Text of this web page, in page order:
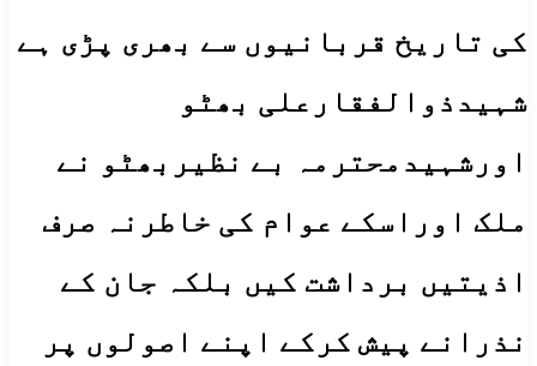
کی تاریخ قربانیوں سے بھری پڑی ہے
شہیدذوالفقارعلی بھٹو
اورشہیدمحترمہ بے نظیربھٹو نے
ملک اوراسکے عوام کی خاطرنہ صرف
اذیتیں برداشت کیں بلکہ جان کے
نذرانے پیش کرکے اپنے اصولوں پر